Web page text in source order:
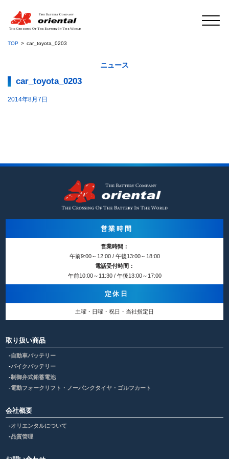
TOP car_toyota_0203
ニュース
car_toyota_0203
2014年8月7日
営業時間
営業時間：
午前9:00～12:00 / 午後13:00～18:00
電話受付時間：
午前10:00～11:30 / 午後13:00～17:00
定休日
土曜・日曜・祝日・当社指定日
取り扱い商品
自動車バッテリー
バイクバッテリー
制御弁式鉛蓄電池
電動フォークリフト・ノーパンクタイヤ・ゴルフカート
会社概要
オリエンタルについて
品質管理